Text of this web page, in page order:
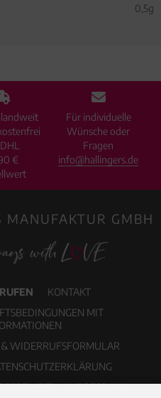
0,5g
€
Für individuelle
Wünsche oder
Fragen
info@hallingers.de
MANUFAKTUR GMBH
KONTAKT
MIT
WIDERRUFSFORMULAR
IMPRESSUM